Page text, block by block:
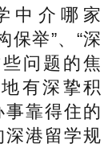
中介哪家
保举”、“深
问题的焦
有深挚积
靠得住的
港留学规